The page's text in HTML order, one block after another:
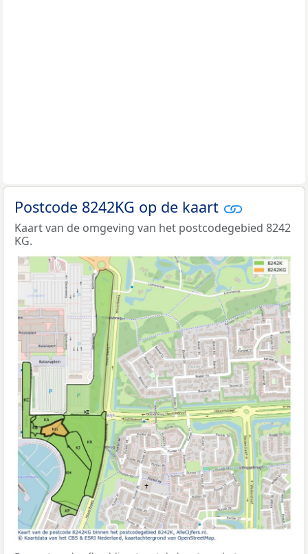
Postcode 8242KG op de kaart
Kaart van de omgeving van het postcodegebied 8242
KG.